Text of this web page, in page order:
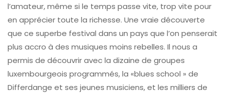
l’amateur, même si le temps passe vite, trop vite pour
en apprécier toute la richesse. Une vraie découverte
que ce superbe festival dans un pays que l’on penserait
plus accro à des musiques moins rebelles. Il nous a
permis de découvrir avec la dizaine de groupes
luxembourgeois programmés, la «blues school » de
Differdange et ses jeunes musiciens, et les milliers de